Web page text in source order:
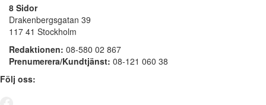
8 Sidor
Drakenbergsgatan 39
117 41 Stockholm
Redaktionen: 08-580 02 867
Prenumerera/Kundtjänst: 08-121 060 38
Följ oss: